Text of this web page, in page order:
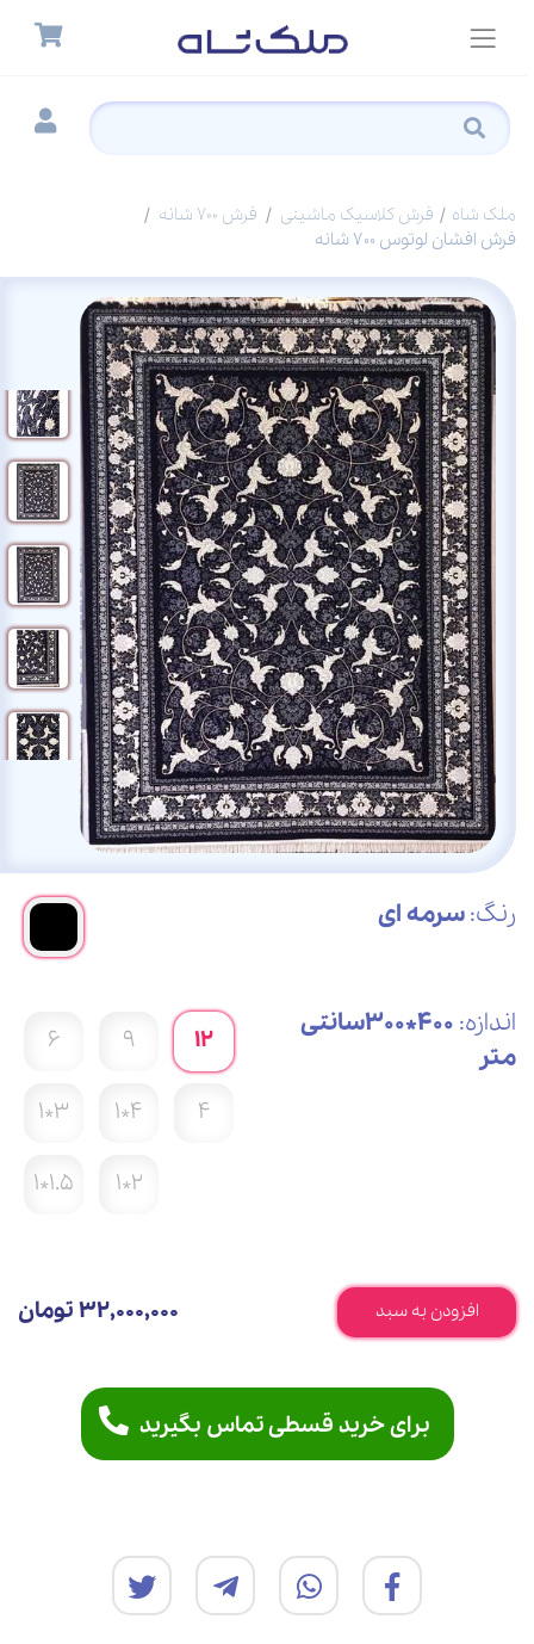
ملک شاه فرش کلاسیک ماشینی
فرش 700 شانه
فرش افشان لوتوس 700 شانه
رنگ:سرمه ای
اندازه:
400*300سانتی
متر
12
9
6
4
4*1
3*1
2*1
1.5*1
افزودن به سبد 32,000,000 تومان
برای خرید قسطی تماس بگیرید